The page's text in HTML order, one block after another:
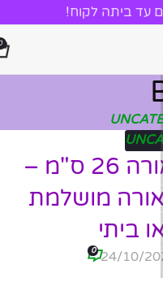
עד ביתה לקוח!
רינג לייט טבעת תאורה 26 ס"מ –
מושלמת
ביתי
0